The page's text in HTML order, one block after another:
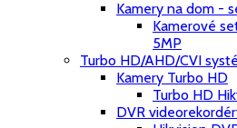
Kamery na dom -
Kamerové
5MP
Turbo HD/AHD/CVI
Kamery Turbo HD
Turbo HD
DVR